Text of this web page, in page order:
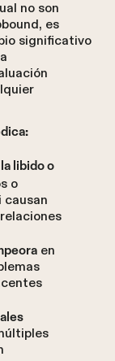
no son
es
significativo
libido o
o
causan
en